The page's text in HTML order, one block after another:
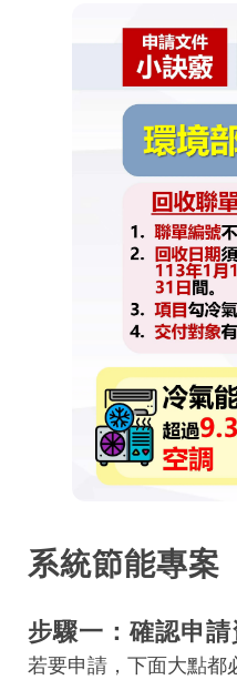
系統節能專案
步驟一：確認申
若要申請，下面大點都